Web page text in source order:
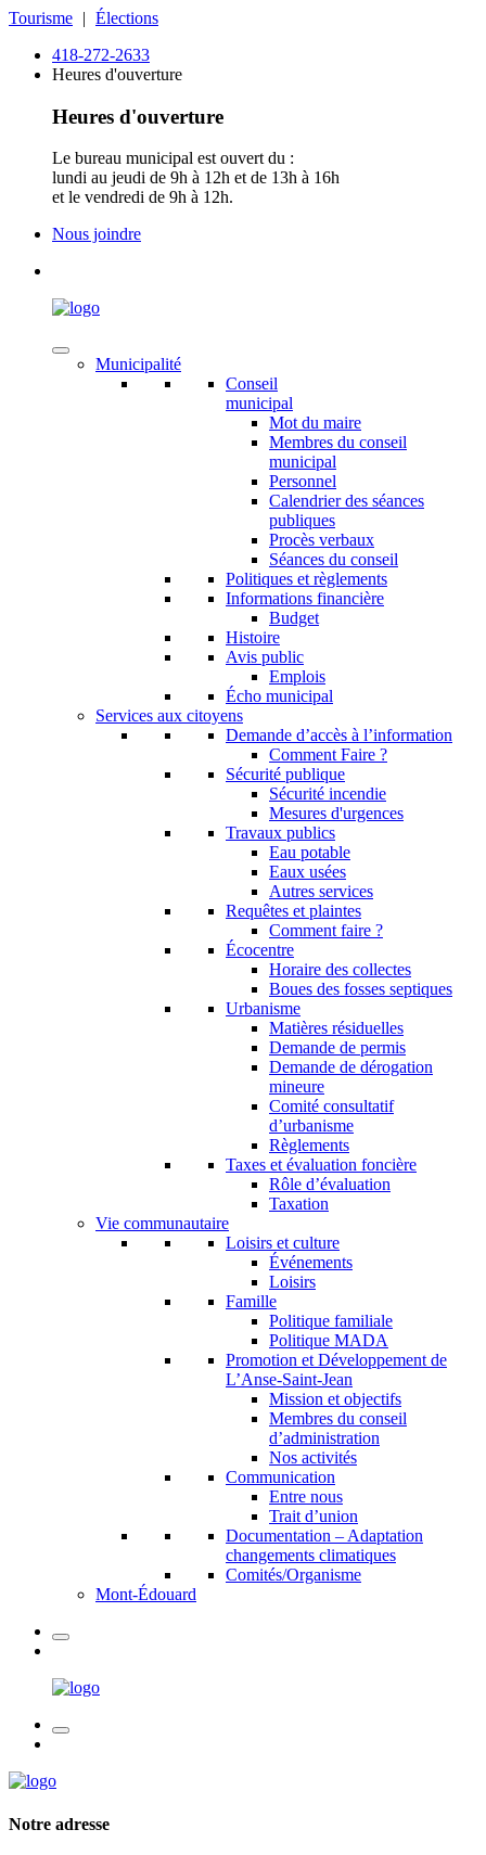
Tourisme | Élections
418-272-2633
Heures d'ouverture
Heures d'ouverture
Le bureau municipal est ouvert du :
lundi au jeudi de 9h à 12h et de 13h à 16h
et le vendredi de 9h à 12h.
Nous joindre
Municipalité
Conseil
municipal
Mot du maire
Membres du conseil
municipal
Personnel
Calendrier des séances
publiques
Procès verbaux
Séances du conseil
Politiques et règlements
Informations financière
Budget
Histoire
Avis public
Emplois
Écho municipal
Services aux citoyens
Demande d’accès à l’information
Comment Faire ?
Sécurité publique
Sécurité incendie
Mesures d'urgences
Travaux publics
Eau potable
Eaux usées
Autres services
Requêtes et plaintes
Comment faire ?
Écocentre
Horaire des collectes
Boues des fosses septiques
Urbanisme
Matières résiduelles
Demande de permis
Demande de dérogation
mineure
Comité consultatif
d’urbanisme
Règlements
Taxes et évaluation foncière
Rôle d’évaluation
Taxation
Vie communautaire
Loisirs et culture
Événements
Loisirs
Famille
Politique familiale
Politique MADA
Promotion et Développement de
L’Anse-Saint-Jean
Mission et objectifs
Membres du conseil
d’administration
Nos activités
Communication
Entre nous
Trait d’union
Documentation – Adaptation
changements climatiques
Comités/Organisme
Mont-Édouard
Notre adresse